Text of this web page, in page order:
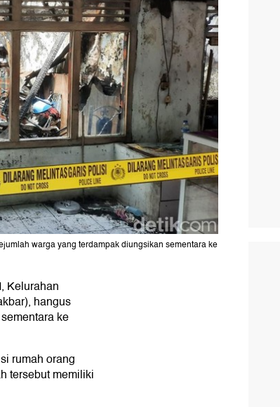
warga yang terdampak diungsikan sementara ke
Kelurahan
hangus
ke
rumah orang
tersebut memiliki